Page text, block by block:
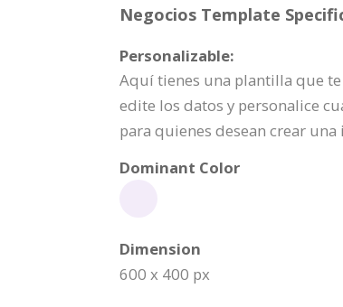
Negocios Template
Personalizable:
Aquí tienes una plantilla que
edite los datos y personalice
para quienes desean crear
Dominant Color
Dimension
600 x 400 px